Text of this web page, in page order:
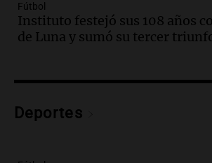
Audio.Borges, abogada de
"Tres hombres se lo
hacerle preguntas y nunca
Episodios
metros del río Suquía y
Fútbol
Instituto festejó sus 108 años
de Luna y sumó su tercer
Deportes